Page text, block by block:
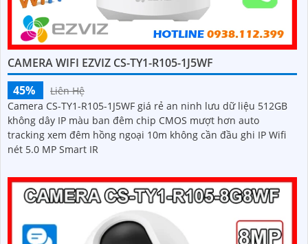
CAMERA WIFI EZVIZ CS-TY1-R105-1J5WF
45%
Liên Hệ
Camera CS-TY1-R105-1J5WF giá rẻ an ninh lưu dữ liệu 512GB
không dây IP màu ban đêm chip CMOS mượt hơn auto
tracking xem đêm hồng ngoại 10m không cần đầu ghi IP Wifi
nét 5.0 MP Smart IR